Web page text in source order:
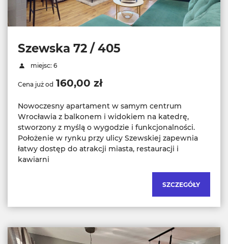
Szewska 72 / 405
miejsc: 6
Cena już od 160,00 zł
Nowoczesny apartament w samym centrum
Wrocławia z balkonem i widokiem na katedrę,
stworzony z myślą o wygodzie i funkcjonalności.
Położenie w rynku przy ulicy Szewskiej zapewnia
łatwy dostęp do atrakcji miasta, restauracji i
kawiarni
SZCZEGÓŁY